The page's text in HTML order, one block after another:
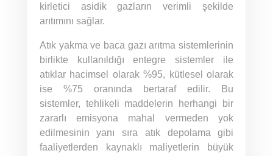
kirletici asidik gazların verimli şekilde
arıtımını sağlar.
Atık yakma ve baca gazı arıtma sistemlerinin
birlikte kullanıldığı entegre sistemler ile
atıklar hacimsel olarak %95, kütlesel olarak
ise %75 oranında bertaraf edilir. Bu
sistemler, tehlikeli maddelerin herhangi bir
zararlı emisyona mahal vermeden yok
edilmesinin yanı sıra atık depolama gibi
faaliyetlerden kaynaklı maliyetlerin büyük